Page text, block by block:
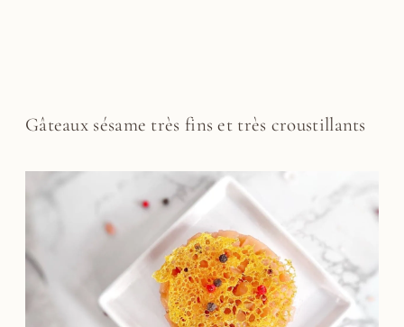
Gâteaux sésame très fins et très croustillants